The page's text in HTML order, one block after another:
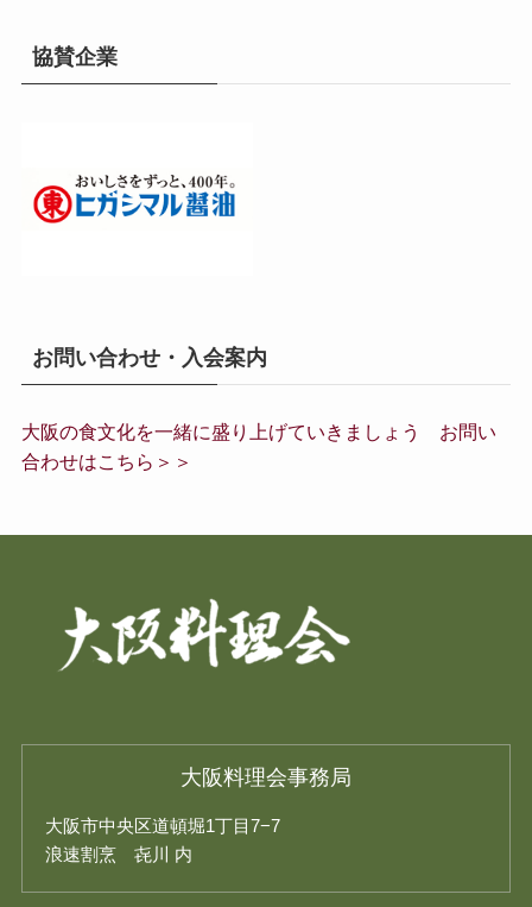
協賛企業
お問い合わせ・入会案内
大阪の食文化を一緒に盛り上げていきましょう お問い
合わせはこちら＞＞
大阪料理会事務局
大阪市中央区道頓堀1丁目7−7
浪速割烹 㐂川 内